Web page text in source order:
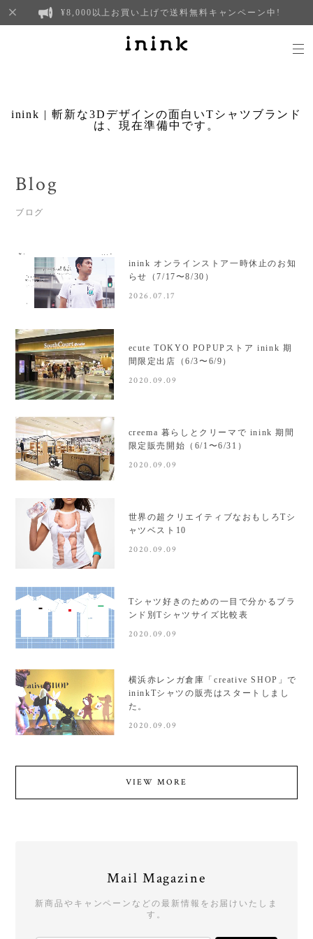
¥8,000以上お買い上げで送料無料キャンペーン中!
inink | 斬新な3Dデザインの面白いTシャツブランド
は、現在準備中です。
Blog
ブログ
inink オンラインストア一時休止のお知
らせ（7/17〜8/30）
2026.07.17
ecute TOKYO POPUPストア inink 期
間限定出店（6/3〜6/9）
2020.09.09
creema 暮らしとクリーマで inink 期間
限定販売開始（6/1〜6/31）
2020.09.09
世界の超クリエイティブなおもしろTシ
ャツベスト10
2020.09.09
Tシャツ好きのための一目で分かるブラ
ンド別Tシャツサイズ比較表
2020.09.09
横浜赤レンガ倉庫「creative SHOP」で
ininkTシャツの販売はスタートしまし
た。
2020.09.09
VIEW MORE
Mail Magazine
新商品やキャンペーンなどの最新情報をお届けいたしま
す。